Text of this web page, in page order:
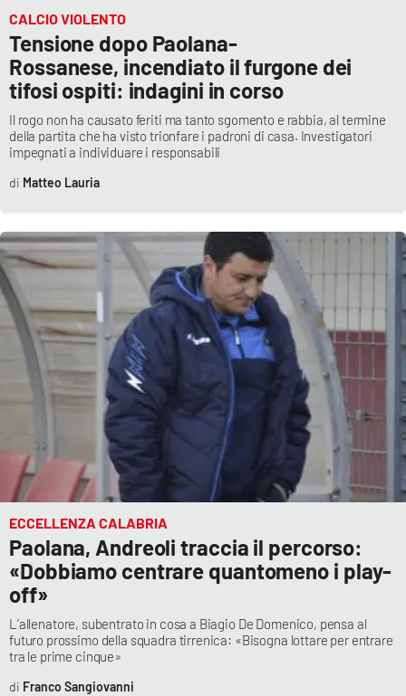
CALCIO VIOLENTO
Tensione dopo Paolana-
Rossanese, incendiato il furgone dei
tifosi ospiti: indagini in corso
Il rogo non ha causato feriti ma tanto sgomento e rabbia, al termine
della partita che ha visto trionfare i padroni di casa. Investigatori
impegnati a individuare i responsabili
Matteo Lauria
ECCELLENZA CALABRIA
Paolana, Andreoli traccia il percorso:
«Dobbiamo centrare quantomeno i play-
off»
L’allenatore, subentrato in cosa a Biagio De Domenico, pensa al
futuro prossimo della squadra tirrenica: «Bisogna lottare per entrare
tra le prime cinque»
Franco Sangiovanni